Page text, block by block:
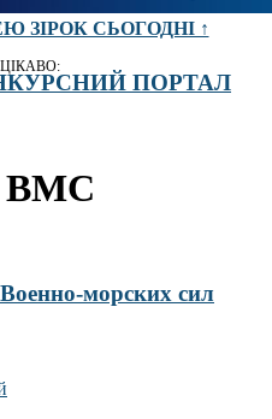
ЗІРОК СЬОГОДНІ ↑
ПОРТАЛ
ВМС
морских сил